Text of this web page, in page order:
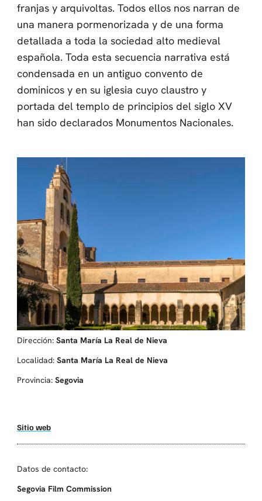
franjas y arquivoltas. Todos ellos nos narran de
una manera pormenorizada y de una forma
detallada a toda la sociedad alto medieval
española. Toda esta secuencia narrativa está
condensada en un antiguo convento de
dominicos y en su iglesia cuyo claustro y
portada del templo de principios del siglo XV
han sido declarados Monumentos Nacionales.
Dirección: Santa María La Real de Nieva
Localidad: Santa María La Real de Nieva
Provincia: Segovia
Sitio web
Datos de contacto:
Segovia Film Commission